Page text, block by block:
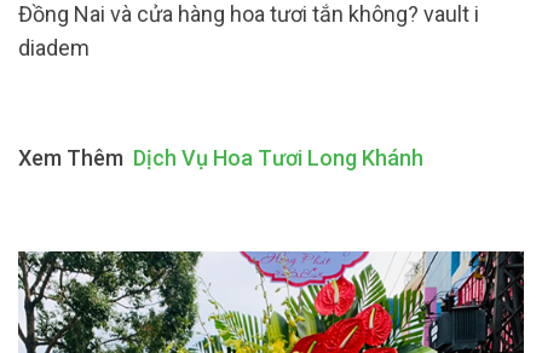
Đồng Nai và cửa hàng hoa tươi tắn không? vault i
diadem
Xem Thêm Dịch Vụ Hoa Tươi Long Khánh